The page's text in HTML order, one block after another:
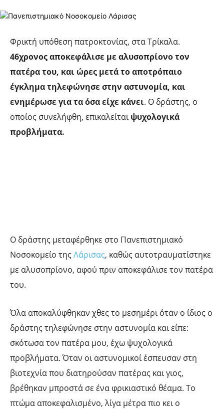
Φρικτή υπόθεση πατροκτονίας, στα Τρίκαλα.
46χρονος αποκεφάλισε με αλυσοπρίονο τον
πατέρα του, και ώρες μετά το αποτρόπαιο
έγκλημα τηλεφώνησε στην αστυνομία, και
ενημέρωσε για τα όσα είχε κάνει. Ο δράστης, ο
οποίος συνελήφθη, επικαλείταιψυχολογικά
προβλήματα.
O δράστης μεταφέρθηκε στο Πανεπιστημιακό
Νοσοκομείο της Λάρισας, καθώς αυτοτραυματίστηκε
με αλυσοπρίονο, αφού πριν αποκεφάλισε τον πατέρα
του.
Όλα αποκαλύφθηκαν χθες το μεσημέρι όταν ο ίδιος ο
δράστης τηλεφώνησε στην αστυνομία και είπε:
σκότωσα τον πατέρα μου, έχω ψυχολογικά
προβλήματα. Όταν οι αστυνομικοί έσπευσαν στη
βιοτεχνία που διατηρούσαν πατέρας και γιος,
βρέθηκαν μπροστά σε ένα φρικιαστικό θέαμα. Το
πτώμα αποκεφαλισμένο, λίγα μέτρα πιο κει ο